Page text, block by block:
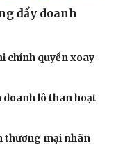
đẩy doanh
chính quyền xoay
doanh lô than hoạt
thương mại nhãn